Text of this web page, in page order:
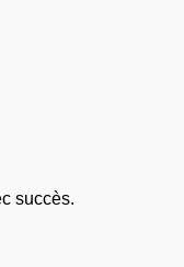
succès.